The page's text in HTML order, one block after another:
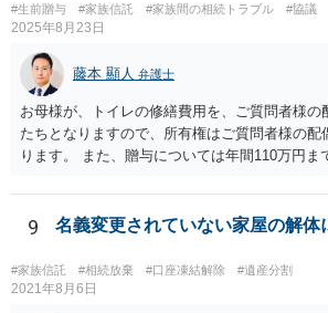
#生前贈与 #家族信託 #家族間の相続トラブル #協議
2025年8月23日
藤本 顯人 弁護士
お母様が、トイレの修繕費用を、ご質問者様の
たちとなりますので、所有権はご質問者様の配
ります。 また、贈与については年間110万円ま
9 名義変更されていない家屋の解体
#家族信託 #相続放棄 #口座凍結解除 #遺産分割
2021年8月6日